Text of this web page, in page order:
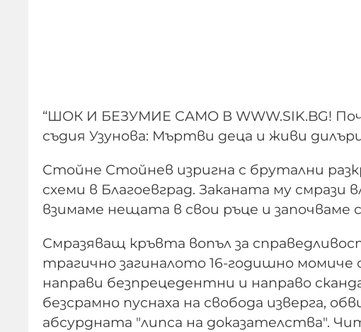
“ШОК И БЕЗУМИЕ САМО В WWW.SIK.BG!
съдия Узунова: Мъртви деца и живи
Стойне Стойнев изригна с брутални
схеми в Благоевград. Заканата му
взимаме нещата в свои ръце и започваме
Смразяващ кръвта вопъл за
трагично загиналото 16-годишно
направи безпрецедентни и направо
безсрамно пуснаха на свобода изверга,
абсурдната "липса на доказателства".